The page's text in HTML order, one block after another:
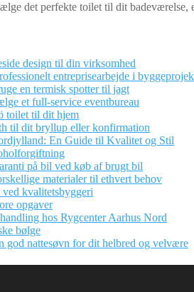
det perfekte toilet til dit badeværelse,
design til din virksomhed
entreprisearbejde i
en termisk spotter til jagt
et full-service eventbureau
toilet til dit hjem
til dit bryllup eller konfirmation
En Guide til Kvalitet og Stil
på bil ved køb af brugt bil
materialer til ethvert behov
kvalitetsbyggeri
opgaver
hos Rygcenter Aarhus Nord
bølge
god nattesøvn for dit helbred og velvære